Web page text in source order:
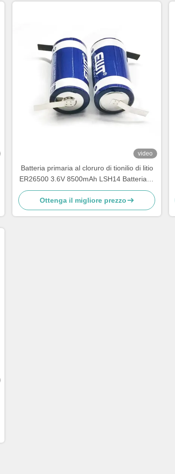
video
Batteria primaria al cloruro di tionilio di litio
ER26500 3.6V 8500mAh LSH14 Batteria al
litio
Ottenga il migliore prezzo